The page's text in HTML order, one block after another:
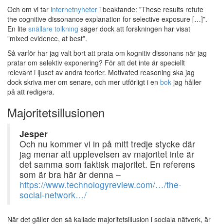
Och om vi tar internetnyheter i beaktande: ”These results refute
the cognitive dissonance explanation for selective exposure […]”.
En lite snällare tolkning säger dock att forskningen har visat
”mixed evidence, at best”.
Så varför har jag valt bort att prata om kognitiv dissonans när jag
pratar om selektiv exponering? För att det inte är speciellt
relevant i ljuset av andra teorier. Motivated reasoning ska jag
dock skriva mer om senare, och mer utförligt i en bok jag håller
på att redigera.
Majoritetsillusionen
Jesper
Och nu kommer vi in på mitt tredje stycke där
jag menar att upplevelsen av majoritet inte är
det samma som faktisk majoritet. En referens
som är bra här är denna –
https://www.technologyreview.com/…/the-
social-network…/
När det gäller den så kallade majoritetsillusion i sociala nätverk, är